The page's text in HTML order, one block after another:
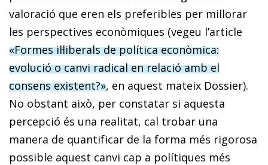
valoració que eren els preferibles per millorar
les perspectives econòmiques (vegeu l’article
«Formes il·liberals de política econòmica:
evolució o canvi radical en relació amb el
consens existent?», en aquest mateix Dossier).
No obstant això, per constatar si aquesta
percepció és una realitat, cal trobar una
manera de quantificar de la forma més rigorosa
possible aquest canvi cap a polítiques més